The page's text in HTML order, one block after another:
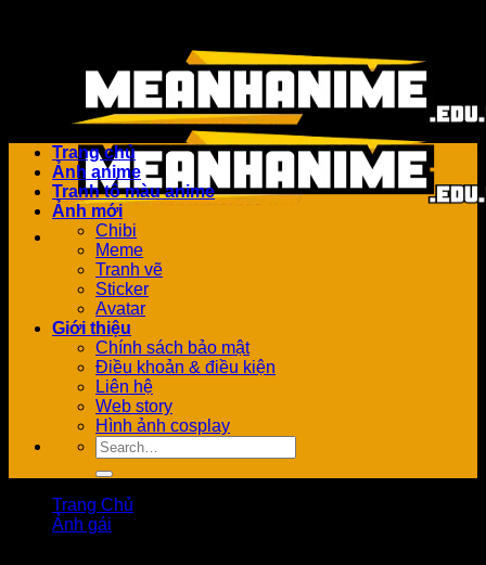
Trang chủ
Ảnh anime
Tranh tô màu anime
Ảnh mới
Chibi
Meme
Tranh vẽ
Sticker
Avatar
Giới thiệu
Chính sách bảo mật
Điều khoản & điều kiện
Liên hệ
Web story
Hình ảnh cosplay
Trang Chủ
Ảnh gái